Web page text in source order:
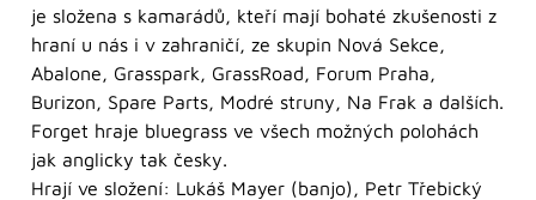
je složena s kamarádů, kteří mají bohaté zkušenosti z
hraní u nás i v zahraničí, ze skupin Nová Sekce,
Abalone, Grasspark, GrassRoad, Forum Praha,
Burizon, Spare Parts, Modré struny, Na Frak a dalších.
Forget hraje bluegrass ve všech možných polohách
jak anglicky tak česky.
Hrají ve složení: Lukáš Mayer (banjo), Petr Třebický